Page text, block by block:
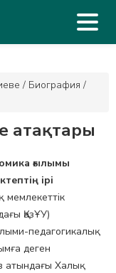
/ Биография /
атақтары
ғылымы
ірі
мемлекеттік
ҚазҰУ)
педагогикалық
деген
атындағы Халық